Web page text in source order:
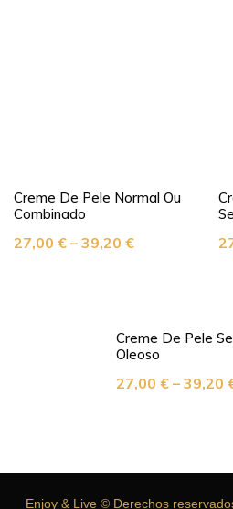
Creme De Pele Normal Ou
Combinado
27,00 € – 39,20 €
Creme De Pele
Oleoso
27,00 € – 39,20
Enjoy & Live © Derechos